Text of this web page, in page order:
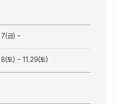
금) ~
토) ~ 11.29(토)